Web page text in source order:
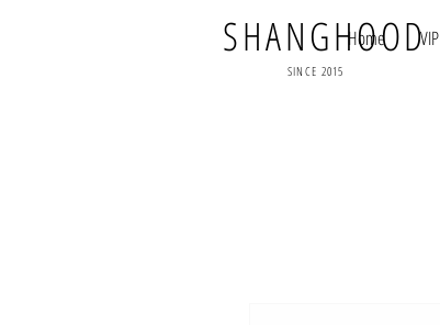
SHANGHOOD
SINCE 2015
Home VIP